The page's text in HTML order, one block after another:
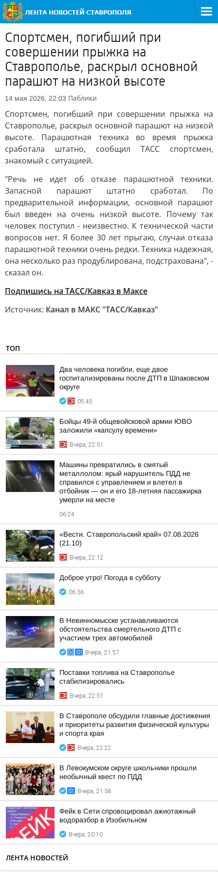
Спортсмен, погибший при
совершении прыжка на
Ставрополье, раскрыл основной
парашют на низкой высоте
14 мая 2026, 22:03 Паблики
Спортсмен, погибший при совершении прыжка на
Ставрополье, раскрыл основной парашют на низкой
высоте. Парашютная техника во время прыжка
сработала штатно, сообщил ТАСС спортсмен,
знакомый с ситуацией.
"Речь не идет об отказе парашютной техники.
Запасной парашют штатно сработал. По
предварительной информации, основной парашют
был введен на очень низкой высоте. Почему так
человек поступил - неизвестно. К технической части
вопросов нет. Я более 30 лет прыгаю, случаи отказа
парашютной техники очень редки. Техника надежная,
она несколько раз продублирована, подстрахована", -
сказал он.
Подпишись на ТАСС/Кавказ в Максе
Источник: Канал в МАКС "ТАСС/Кавказ"
ТОП
Два человека погибли, еще двое
госпитализированы после ДТП в Шпаковском
округе
05:45
Бойцы 49-й общевойсковой армии ЮВО
заложили «капсулу времени»
Вчера, 22:51
Машины превратились в смятый
металлолом: ярый нарушитель ПДД не
справился с управлением и влетел в
отбойник — он и его 18-летняя пассажирка
умерли на месте
06:24
«Вести. Ставропольский край» 07.08.2026
(21.10)
Вчера, 22:12
Доброе утро! Погода в субботу
06:36
В Невинномысске устанавливаются
обстоятельства смертельного ДТП с
участием трех автомобилей
Вчера, 21:57
Поставки топлива на Ставрополье
стабилизировались
Вчера, 22:51
В Ставрополе обсудили главные достижения
и приоритеты развития физической культуры
и спорта края
Вчера, 22:22
В Левокумском округе школьники прошли
необычный квест по ПДД
Вчера, 21:58
Фейк в Сети спровоцировал ажиотажный
водоразбор в Изобильном
Вчера, 20:10
ЛЕНТА НОВОСТЕЙ